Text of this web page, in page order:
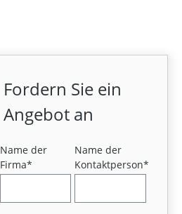
Fordern Sie ein
Angebot an
Name der
Firma*
Name der
Kontaktperson*